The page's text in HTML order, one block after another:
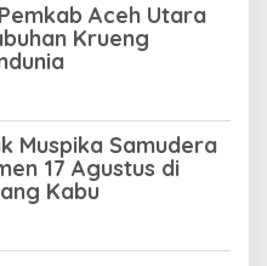
Aceh Utara
Krueng
Muspika Samudera
17 Agustus di
Kabu